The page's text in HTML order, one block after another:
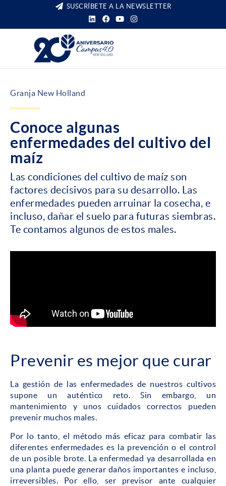
SUSCRÍBETE A LA NEWSLETTER
Granja New Holland
Conoce algunas
enfermedades del cultivo del
maíz
Las condiciones del cultivo de maíz son
factores decisivos para su desarrollo. Las
enfermedades pueden arruinar la cosecha, e
incluso, dañar el suelo para futuras siembras.
Te contamos algunos de estos males.
Prevenir es mejor que curar
La gestión de las enfermedades de nuestros cultivos
supone un auténtico reto. Sin embargo, un
mantenimiento y unos cuidados correctos pueden
prevenir muchos males.
Por lo tanto, el método más eficaz para combatir las
diferentes enfermedades es la prevención o el control
de un posible brote. La enfermedad ya desarrollada en
una planta puede generar daños importantes e incluso,
irreversibles. Por ello, ser previsor ante cualquier